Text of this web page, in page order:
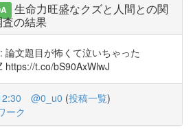
生命力旺盛なクズと人間との関
の結果
文題目が怖くて泣いちゃった
https://t.co/bS90AxWlwJ
@0_u0 (投稿一覧)
ーク